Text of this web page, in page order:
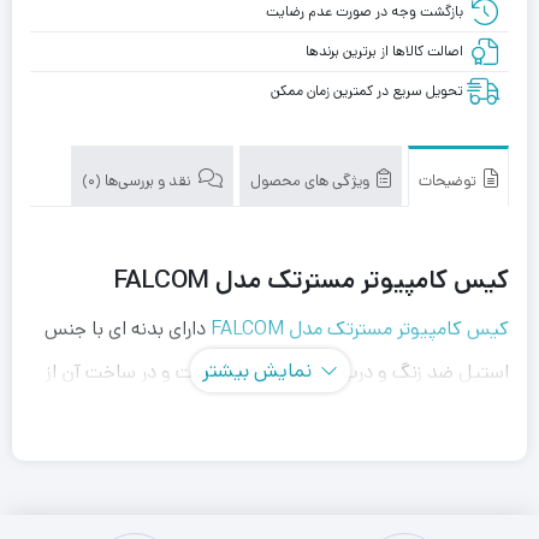
بازگشت وجه در صورت عدم رضایت
اصالت کالاها از برترین برندها
تحویل سریع در کمترین زمان ممکن
توضیحات ویژگی های محصول نقد و بررسی‌ها (0)
کیس کامپیوتر مسترتک مدل FALCOM
کیس کامپیوتر مسترتک مدل FALCOM
دارای بدنه ای با جنس
استیل ضد زنگ و درب سمت چپ فلزی است و در ساخت آن از
نمایش بیشتر